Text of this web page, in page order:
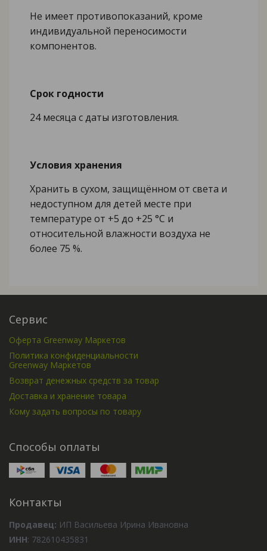
Не имеет противопоказаний, кроме
индивидуальной переносимости
компонентов.
Срок годности
24 месяца с даты изготовления.
Условия хранения
Хранить в сухом, защищённом от света и
недоступном для детей месте при
температуре от +5 до +25 °С и
относительной влажности воздуха не
более 75 %.
Сервис
Оферта Greenway Маркетов
Политика конфиденциальности
Greenway Маркетов
Возврат денежных средств за товар
Доставка и хранение товара
Кому задать вопросы по товару
Способы оплаты
Контакты
Продавец: ИП Васильева Ирина Ивановна
ИНН: 782610435831